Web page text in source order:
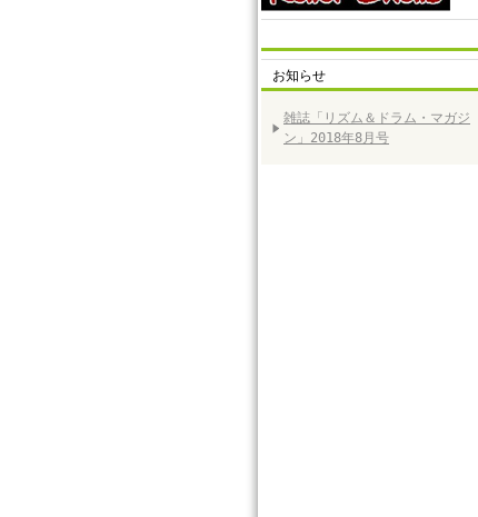
お知らせ
雑誌「リズム＆ドラム・マガジ
ン」2018年8月号